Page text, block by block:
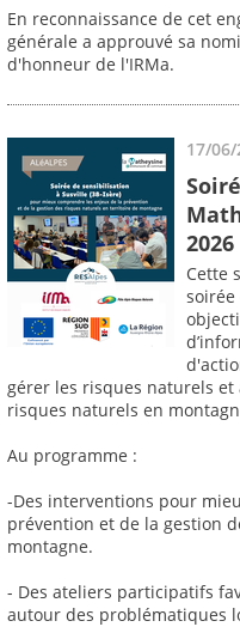
En reconnaissance de cet
générale a approuvé sa
d'honneur de l'IRMa.
17/
2026
Cette
gérer les risques naturels
risques naturels en
Au programme :
-Des interventions pour
prévention et de la gestion
montagne.
- Des ateliers participatifs
autour des problématiques